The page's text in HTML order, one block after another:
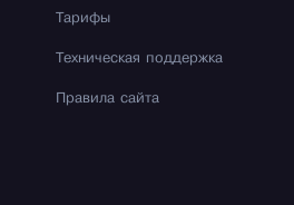
Тарифы
Техническая поддержка
Правила сайта